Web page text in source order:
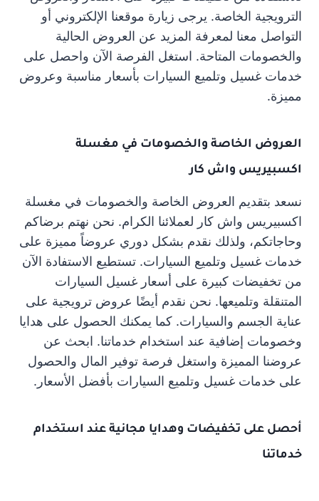
الترويجية الخاصة. يرجى زيارة موقعنا الإلكتروني أو
التواصل معنا لمعرفة المزيد عن العروض الحالية
والخصومات المتاحة. استغل الفرصة الآن واحصل على
خدمات غسيل وتلميع السيارات بأسعار مناسبة وعروض
مميزة.
العروض الخاصة والخصومات في مغسلة
اكسبيريس واش كار
نسعد بتقديم العروض الخاصة والخصومات في مغسلة
اكسبيريس واش كار لعملائنا الكرام. نحن نهتم برضاكم
وحاجاتكم، ولذلك نقدم بشكل دوري عروضاً مميزة على
خدمات غسيل وتلميع السيارات. تستطيع الاستفادة الآن
من تخفيضات كبيرة على أسعار غسيل السيارات
المتنقلة وتلميعها. نحن نقدم أيضًا عروض ترويجية على
عناية الجسم والسيارات. كما يمكنك الحصول على هدايا
وخصومات إضافية عند استخدام خدماتنا. ابحث عن
عروضنا المميزة واستغل فرصة توفير المال والحصول
على خدمات غسيل وتلميع السيارات بأفضل الأسعار.
أحصل على تخفيضات وهدايا مجانية عند استخدام
خدماتنا